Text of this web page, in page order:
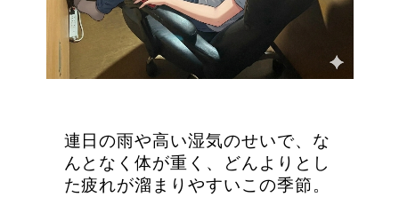
連日の雨や高い湿気のせいで、な
んとなく体が重く、どんよりとし
た疲れが溜まりやすいこの季節。